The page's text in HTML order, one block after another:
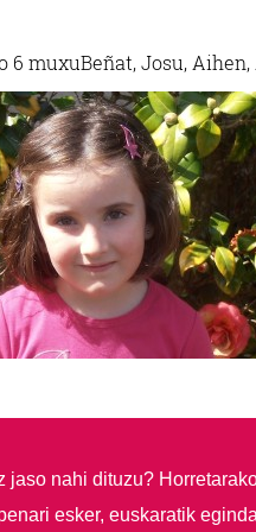
6 muxuBeñat, Josu,
jaso nahi dituzu?
esker, euskaratik